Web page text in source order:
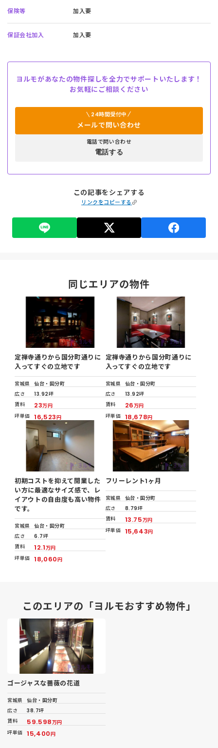
保険等 加入要
保証会社加入 加入要
ヨルモがあなたの物件探しを全力でサポートいたします！
お気軽にご相談ください
24時間受付中
メールで問い合わせ
電話で問い合わせ
電話する
この記事をシェアする
リンクをコピーする
同じエリアの物件
定禅寺通りから国分町通りに
入ってすぐの立地です
宮城県
仙台・国分町
広さ
13.92坪
賃料
23万円
坪単価 16,523円
定禅寺通りから国分町通りに
入ってすぐの立地です
宮城県
仙台・国分町
広さ
13.92坪
賃料
26万円
坪単価 18,678円
初期コストを抑えて開業した
い方に最適なサイズ感で、レ
イアウトの自由度も高い物件
です。
宮城県
仙台・国分町
広さ
6.7坪
賃料
12.1万円
坪単価 18,060円
フリーレント1ヶ月
宮城県
仙台・国分町
広さ
8.79坪
賃料
13.75万円
坪単価 15,643円
このエリアの「ヨルモおすすめ物件」
ゴージャスな薔薇の花道
宮城県
仙台・国分町
広さ
38.7坪
賃料
59.598万円
坪単価 15,400円